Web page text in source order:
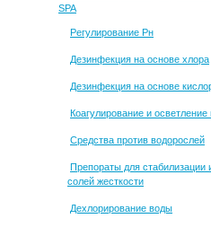
SPA
Регулирование Рн
Дезинфекция на основе хлора
Дезинфекция на основе
Коагулирование и
Средства против водорослей
Препораты для стабилизации
солей жесткости
Дехлорирование воды